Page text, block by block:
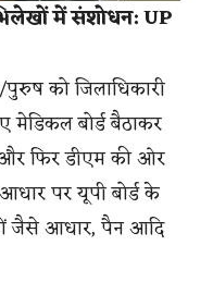
में संशोधन: UP
को जिलाधिकारी
मेडिकल बोर्ड बैठाकर
फिर डीएम की ओर
पर यूपी बोर्ड के
जैसे आधार, पैन आदि